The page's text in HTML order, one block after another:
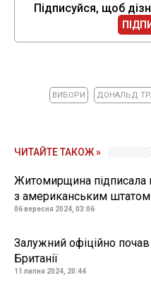
Підписуйся, щоб
ВИБОРИ ДОНАЛЬД
ЧИТАЙТЕ ТАКОЖ »
Житомирщина
з американським штатом
06 вересня 2024, 03:06
Залужний офіційно
Британії
11 липня 2024, 20:44